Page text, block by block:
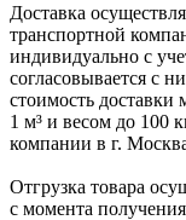
Доставка
транспортной
индивидуально с
согласовывается с
стоимость
1 м³ и весом до 100
компании в г.
Отгрузка товара
с момента